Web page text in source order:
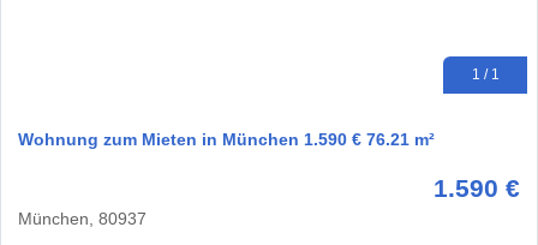
1 / 1
Wohnung zum Mieten in München 1.590 € 76.21 m²
1.590 €
München, 80937